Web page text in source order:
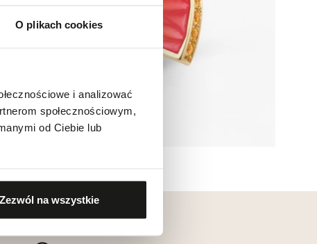
O plikach cookies
i analizować
społecznościowym,
od Ciebie lub
Zezwól na wszystkie